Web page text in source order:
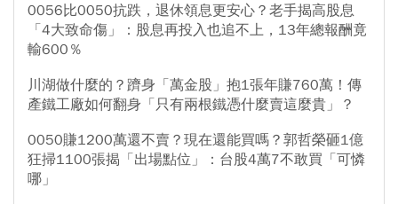
0056比0050抗跌，退休領息更安心？老手揭高股息
「4大致命傷」：股息再投入也追不上，13年總報酬竟
輸600％
川湖做什麼的？躋身「萬金股」抱1張年賺760萬！傳
產鐵工廠如何翻身「只有兩根鐵憑什麼賣這麼貴」？
0050賺1200萬還不賣？現在還能買嗎？郭哲榮砸1億
狂掃1100張揭「出場點位」：台股4萬7不敢買「可憐
哪」